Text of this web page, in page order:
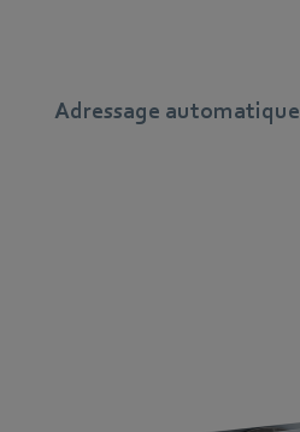
Adressage automatique